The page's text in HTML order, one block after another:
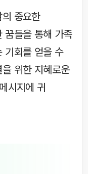
중요한
꿈들을 통해 가족
기회를 얻을 수
위한 지혜로운
시지에 귀